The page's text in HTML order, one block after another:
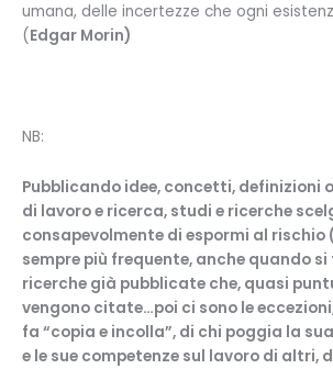
umana, delle incertezze che ogni
(Edgar Morin)
NB:
Pubblicando idee, concetti, definizioni
di lavoro e ricerca, studi e ricerche
consapevolmente di espormi al rischio
sempre più frequente, anche quando
ricerche già pubblicate che, quasi
vengono citate…poi ci sono le
fa “copia e incolla”, di chi poggia la
e le sue competenze sul lavoro di